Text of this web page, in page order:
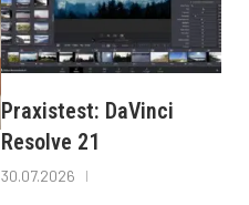
Praxistest: DaVinci
Resolve 21
30.07.2026